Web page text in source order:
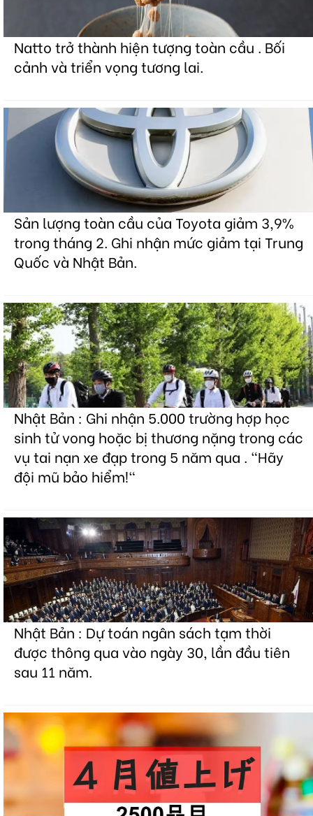
Natto trở thành hiện tượng toàn cầu . Bối
cảnh và triển vọng tương lai.
Sản lượng toàn cầu của Toyota giảm 3,9%
trong tháng 2. Ghi nhận mức giảm tại Trung
Quốc và Nhật Bản.
Nhật Bản : Ghi nhận 5.000 trường hợp học
sinh tử vong hoặc bị thương nặng trong các
vụ tai nạn xe đạp trong 5 năm qua . "Hãy
đội mũ bảo hiểm!"
Nhật Bản : Dự toán ngân sách tạm thời
được thông qua vào ngày 30, lần đầu tiên
sau 11 năm.